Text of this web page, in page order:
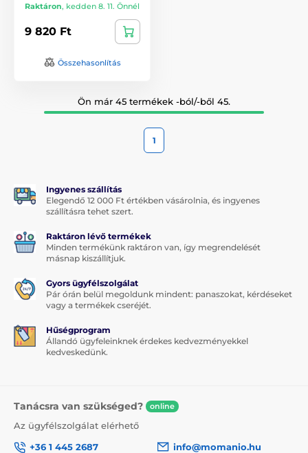
Raktáron, kedden 8. 11. Önnél
9 820 Ft
Összehasonlítás
Ön már 45 termékek -ból/-ből 45.
1
Ingyenes szállítás
Elegendő 12 000 Ft értékben vásárolnia, és ingyenes
szállításra tehet szert.
Raktáron lévő termékek
Minden termékünk raktáron van, így megrendelését
másnap kiszállítjuk.
Gyors ügyfélszolgálat
Pár órán belül megoldunk mindent: panaszokat, kérdéseket
vagy a termékek cseréjét.
Hűségprogram
Állandó ügyfeleinknek érdekes kedvezményekkel
kedveskedünk.
Tanácsra van szükséged? online
Az ügyfélszolgálat elérhető
+36 1 445 2687
info@momanio.hu